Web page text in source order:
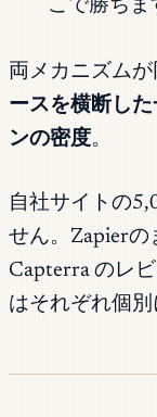
こで勝ちま
両メカニズムが
ースを横断し
ンの密度。
自社サイトの
せん。Zapierの
Capterra のレ
はそれぞれ個別